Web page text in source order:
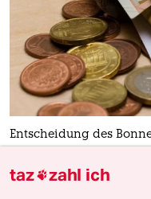
Entscheidung des
22 Monate Haft auf
taz zahl ich